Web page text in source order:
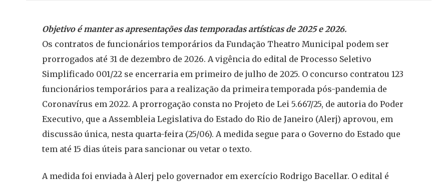
Objetivo é manter as apresentações das temporadas artísticas de 2025 e 2026.
Os contratos de funcionários temporários da Fundação Theatro Municipal podem ser
prorrogados até 31 de dezembro de 2026. A vigência do edital de Processo Seletivo
Simplificado 001/22 se encerraria em primeiro de julho de 2025. O concurso contratou 123
funcionários temporários para a realização da primeira temporada pós-pandemia de
Coronavírus em 2022. A prorrogação consta no Projeto de Lei 5.667/25, de autoria do Poder
Executivo, que a Assembleia Legislativa do Estado do Rio de Janeiro (Alerj) aprovou, em
discussão única, nesta quarta-feira (25/06). A medida segue para o Governo do Estado que
tem até 15 dias úteis para sancionar ou vetar o texto.
A medida foi enviada à Alerj pelo governador em exercício Rodrigo Bacellar. O edital é